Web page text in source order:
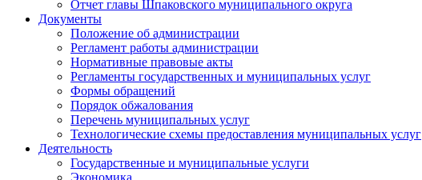
Отчет главы Шпаковского муниципального округа
Документы
Положение об администрации
Регламент работы администрации
Нормативные правовые акты
Регламенты государственных и муниципальных услуг
Формы обращений
Порядок обжалования
Перечень муниципальных услуг
Технологические схемы предоставления муниципальных услуг
Деятельность
Государственные и муниципальные услуги